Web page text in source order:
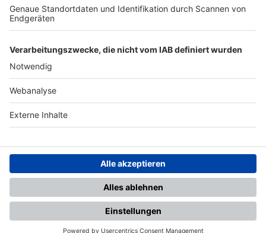
Nutzungsbedingungen Datenschutz Impressum